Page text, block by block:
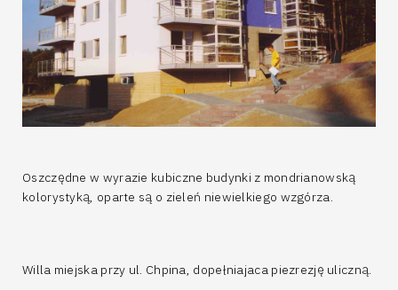
Oszczędne w wyrazie kubiczne budynki z mondrianowską
kolorystyką, oparte są o zieleń niewielkiego wzgórza.
Willa miejska przy ul. Chpina, dopełniajaca piezrezję uliczną.